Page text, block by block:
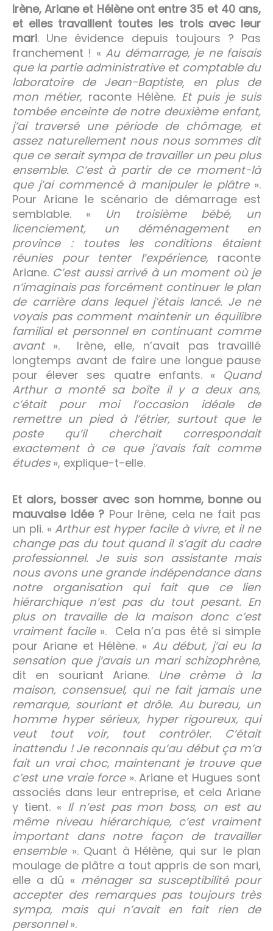
Irène, Ariane et Hélène ont entre 35 et 40 ans,
et elles travaillent toutes les trois avec leur
mari. Une évidence depuis toujours ? Pas
franchement ! « Au démarrage, je ne faisais
que la partie administrative et comptable du
laboratoire de Jean-Baptiste, en plus de
mon métier, raconte Hélène. Et puis je suis
tombée enceinte de notre deuxième enfant,
j’ai traversé une période de chômage, et
assez naturellement nous nous sommes dit
que ce serait sympa de travailler un peu plus
ensemble. C’est à partir de ce moment-là
que j’ai commencé à manipuler le plâtre».
Pour Ariane le scénario de démarrage est
semblable. « Un troisième bébé, un
licenciement, un déménagement en
province : toutes les conditions étaient
réunies pour tenter l’expérience, raconte
Ariane. C’est aussi arrivé à un moment où je
n’imaginais pas forcément continuer le plan
de carrière dans lequel j’étais lancé. Je ne
voyais pas comment maintenir un équilibre
familial et personnel en continuant comme
avant ». Irène, elle, n’avait pas travaillé
longtemps avant de faire une longue pause
pour élever ses quatre enfants. « Quand
Arthur a monté sa boîte il y a deux ans,
c’était pour moi l’occasion idéale de
remettre un pied à l’étrier, surtout que le
poste qu’il cherchait correspondait
exactement à ce que j’avais fait comme
études», explique-t-elle.
Et alors, bosser avec son homme, bonne ou
mauvaise idée ? Pour Irène, cela ne fait pas
un pli. « Arthur est hyper facile à vivre, et il ne
change pas du tout quand il s’agit du cadre
professionnel. Je suis son assistante mais
nous avons une grande indépendance dans
notre organisation qui fait que ce lien
hiérarchique n’est pas du tout pesant. En
plus on travaille de la maison donc c’est
vraiment facile». Cela n’a pas été si simple
pour Ariane et Hélène. « Au début, j’ai eu la
sensation que j’avais un mari schizophrène,
dit en souriant Ariane. Une crème à la
maison, consensuel, qui ne fait jamais une
remarque, souriant et drôle. Au bureau, un
homme hyper sérieux, hyper rigoureux, qui
veut tout voir, tout contrôler. C’était
inattendu ! Je reconnais qu’au début ça m’a
fait un vrai choc, maintenant je trouve que
c’est une vraie force». Ariane et Hugues sont
associés dans leur entreprise, et cela Ariane
y tient. « Il n’est pas mon boss, on est au
même niveau hiérarchique, c’est vraiment
important
dans notre façon de travailler
ensemble». Quant à Hélène, qui sur le plan
moulage de plâtre a tout appris de son mari,
elle a dû « ménager sa susceptibilité pour
accepter des remarques pas toujours très
sympa, mais qui n’avait en fait rien de
personnel».